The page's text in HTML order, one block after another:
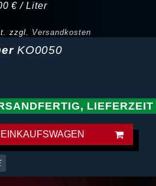
€ / Liter
zzgl. Versandkosten
KO0050
EINKAUFSWAGEN